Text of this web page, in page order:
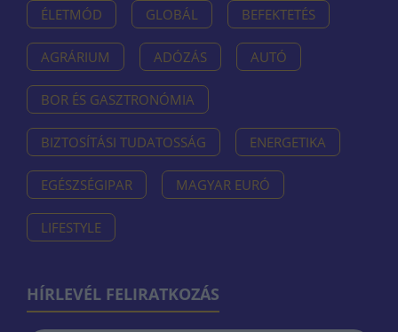
ÉLETMÓD GLOBÁL BEFEKTETÉS
AGRÁRIUM ADÓZÁS AUTÓ
BOR ÉS GASZTRONÓMIA
BIZTOSÍTÁSI TUDATOSSÁG ENERGETIKA
EGÉSZSÉGIPAR MAGYAR EURÓ
LIFESTYLE
HÍRLEVÉL FELIRATKOZÁS